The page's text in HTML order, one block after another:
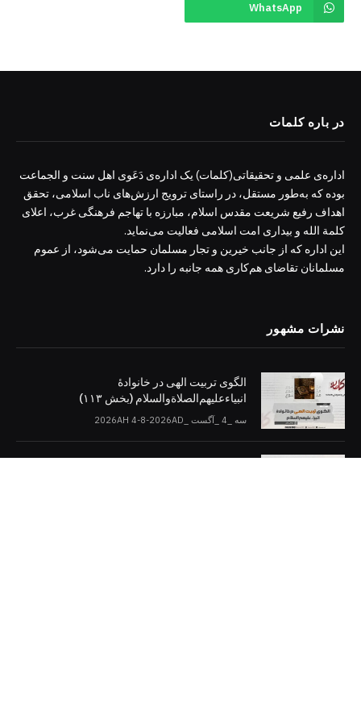
WhatsApp
در باره کلمات
اداره‌ی علمی و تحقیقاتی(کلمات) یک اداره‌ی دَعَوی اهل سنت و الجماعت
بوده که به‌طور مستقل، در راستای ترویج ارزش‌های ناب اسلامی، تحقق
اهداف رفیع شریعت مقدس اسلام، مبارزه با تهاجم فرهنگی غرب، اعلای
کلمة الله و بیداری امت اسلامی فعالیت می‌نماید.
این اداره که از جانب خیرین و تجار مسلمان حمایت می‌شود، از عموم
مسلمانان تقاضای هم‌کاری همه جانبه را دارد.
نشرات مشهور
الگوی تربیت الهی در خانوادۀ
انبیاءعلیهم‌الصلاةو‌السلام (بخش ۱۱۳)
سه _4 _آگست _2026AH 4-8-2026AD